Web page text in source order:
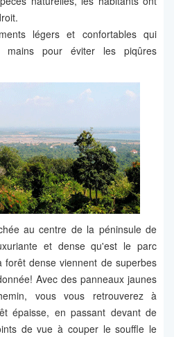
légers et confortables qui
pour éviter les piqûres
au centre de la péninsule de
et dense qu'est le parc
dense viennent de superbes
Avec des panneaux jaunes
vous vous retrouverez à
épaisse, en passant devant de
de vue à couper le souffle le